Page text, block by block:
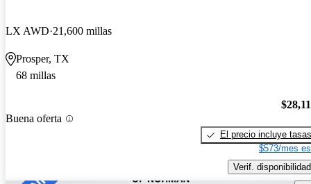
LX AWD 21,600 millas
Prosper, TX
68 millas
Buena oferta
El precio incluye tasas
$573/mes
Verif. disponibilidad